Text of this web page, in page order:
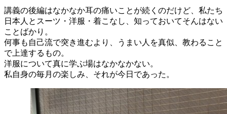
講義の後編はなかなか耳の痛いことが続くのだけど、私たち
日本人とスーツ・洋服・着こなし、知っておいてそんはない
ことばかり。
何事も自己流で突き進むより、うまい人を真似、教わること
で上達するもの。
洋服について真に学ぶ場はなかなかない。
私自身の毎月の楽しみ、それが今日であった。